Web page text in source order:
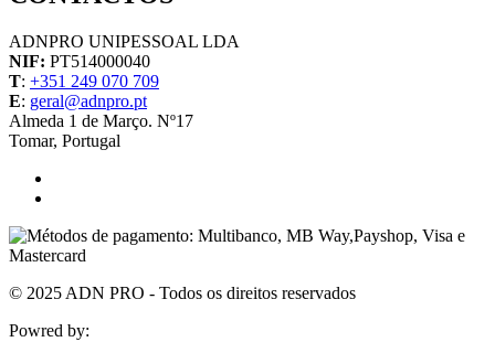
ADNPRO UNIPESSOAL LDA
NIF: PT514000040
T: +351 249 070 709
E: geral@adnpro.pt
Almeda 1 de Março. Nº17
Tomar, Portugal
© 2025 ADN PRO - Todos os direitos reservados
Powred by: